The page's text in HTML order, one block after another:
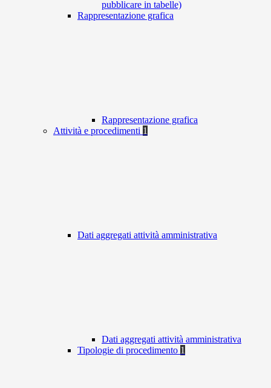
pubblicare in tabelle)
Rappresentazione grafica
Rappresentazione grafica
Attività e procedimenti 1
Dati aggregati attività amministrativa
Dati aggregati attività amministrativa
Tipologie di procedimento 1